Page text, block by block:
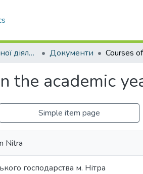
Відділ міжнародної діяльності та роботи з іноземними студентами Документи
the academic
Simple item page
Nitra
господарства м. Нітра